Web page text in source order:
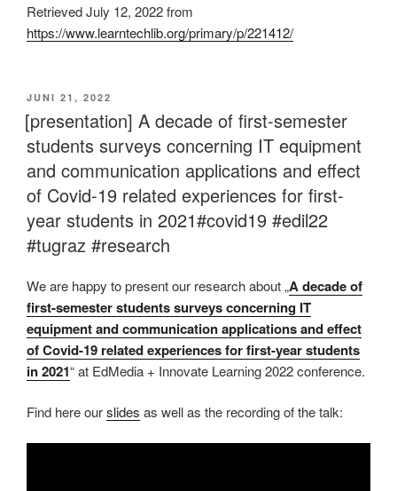
Retrieved July 12, 2022 from
https://www.learntechlib.org/primary/p/221412/
VERÖFFENTLICHT
AM
JUNI 21, 2022
[presentation] A decade of first-semester
students surveys concerning IT equipment
and communication applications and effect
of Covid-19 related experiences for first-
year students in 2021#covid19 #edil22
#tugraz #research
We are happy to present our research about „A decade of
first-semester students surveys concerning IT
equipment and communication applications and effect
of Covid-19 related experiences for first-year students
in 2021“ at EdMedia + Innovate Learning 2022 conference.
Find here ourslides as well as the recording of the talk: